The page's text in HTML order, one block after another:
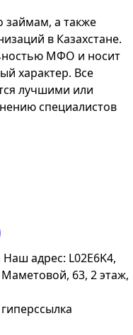
займам, а также
в Казахстане.
МФО и носит
характер. Все
лучшими или
специалистов
адрес: L02E6K4,
63, 2 этаж,